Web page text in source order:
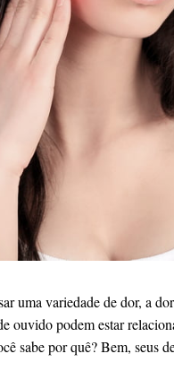
uma variedade de dor, a
ouvido podem estar
sabe por quê? Bem, seus